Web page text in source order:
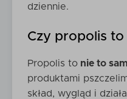
dziennie.
Czy propolis
Propolis to nie to
produktami
skład, wygląd i